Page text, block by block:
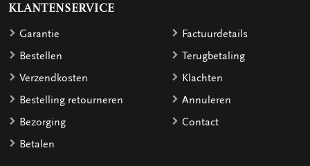
KLANTENSERVICE
Garantie
Bestellen
Verzendkosten
Bestelling retourneren
Bezorging
Betalen
Factuurdetails
Terugbetaling
Klachten
Annuleren
Contact